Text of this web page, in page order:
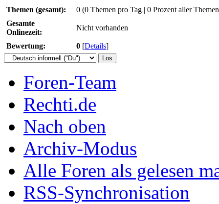
Themen (gesamt):
0 (0 Themen pro Tag | 0 Prozent aller
Gesamte
Onlinezeit:
Nicht vorhanden
Bewertung: 0 [Details]
Foren-Team
Rechti.de
Nach oben
Archiv-Modus
Alle Foren als gelesen
RSS-Synchronisation